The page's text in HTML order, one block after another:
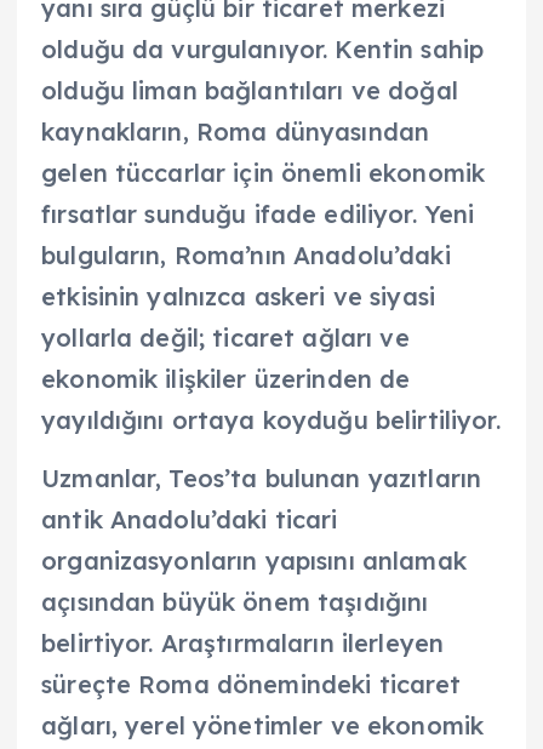
yanı sıra güçlü bir ticaret merkezi
olduğu da vurgulanıyor. Kentin sahip
olduğu liman bağlantıları ve doğal
kaynakların, Roma dünyasından
gelen tüccarlar için önemli ekonomik
fırsatlar sunduğu ifade ediliyor. Yeni
bulguların, Roma’nın Anadolu’daki
etkisinin yalnızca askeri ve siyasi
yollarla değil; ticaret ağları ve
ekonomik ilişkiler üzerinden de
yayıldığını ortaya koyduğu belirtiliyor.
Uzmanlar, Teos’ta bulunan yazıtların
antik Anadolu’daki ticari
organizasyonların yapısını anlamak
açısından büyük önem taşıdığını
belirtiyor. Araştırmaların ilerleyen
süreçte Roma dönemindeki ticaret
ağları, yerel yönetimler ve ekonomik